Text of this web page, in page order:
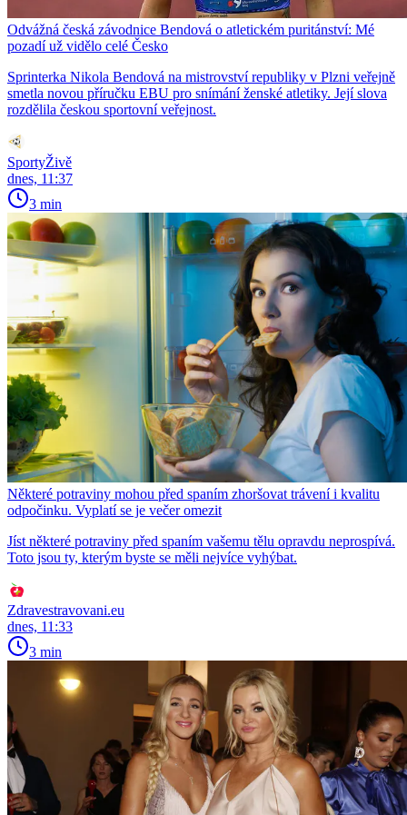
Odvážná česká závodnice Bendová o atletickém puritánství: Mé
pozadí už vidělo celé Česko
Sprinterka Nikola Bendová na mistrovství republiky v Plzni veřejně
smetla novou příručku EBU pro snímání ženské atletiky. Její slova
rozdělila českou sportovní veřejnost.
SportyŽivě
dnes, 11:37
3 min
Některé potraviny mohou před spaním zhoršovat trávení i kvalitu
odpočinku. Vyplatí se je večer omezit
Jíst některé potraviny před spaním vašemu tělu opravdu neprospívá.
Toto jsou ty, kterým byste se měli nejvíce vyhýbat.
Zdravestravovani.eu
dnes, 11:33
3 min